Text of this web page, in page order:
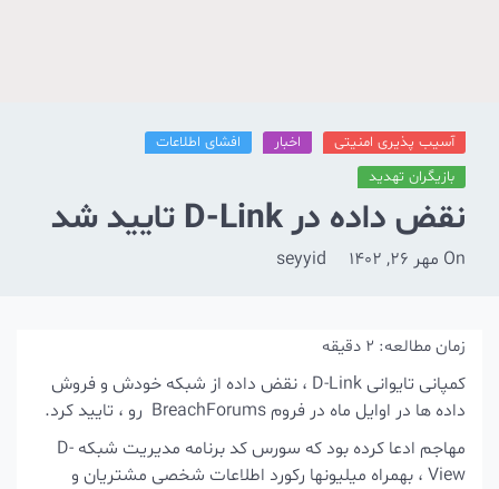
آسیب پذیری امنیتی
افشای اطلاعات
بازیگران تهدید
نقض داده در D-Link تایید شد
مهر 26, 1402 seyyid
زمان مطالعه:2دقیقه
کمپانی تایوانی D-Link ، نقض داده از شبکه خودش و فروش
داده ها در اوایل ماه در فروم BreachForums رو ، تایید کرد.
مهاجم ادعا کرده بود که سورس کد برنامه مدیریت شبکه D-
View ، بهمراه میلیونها رکورد اطلاعات شخصی مشتریان و